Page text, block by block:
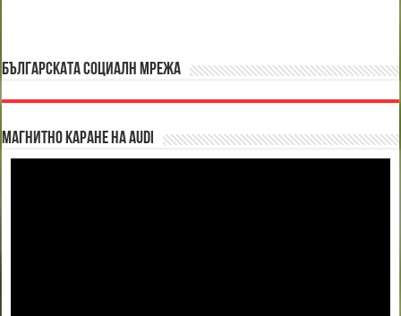
БЪЛГАРСКАТА СОЦИАЛН МРЕЖА
Магнитно каране на Audi